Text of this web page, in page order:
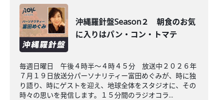
沖縄羅針盤Season２ 朝食のお気
に入りはパン・コン・トマテ
毎週日曜日 午後４時半～４時４５分 放送中２０２６年
７月１９日放送分パーソナリティー富田めぐみが、時に独
り語り、時にゲストを迎え、地球全体をスタジオに、その
時々の思いを発信します。１５分間のラジオコラ...